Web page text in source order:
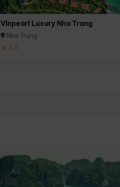
Vinpearl Luxury Nha Trang
Nha Trang
★ 5.0